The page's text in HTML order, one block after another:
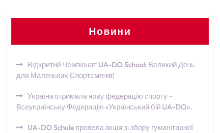
Новини
Відкритий Чемпіонат UA-DO School: Великий День
для Маленьких Спортсменів!
Україна отримала нову федерацію спорту –
Всеукраїнську Федерацію «Український бій UA-DO».
UA-DO Schule провела акція зі збору гуманітарної